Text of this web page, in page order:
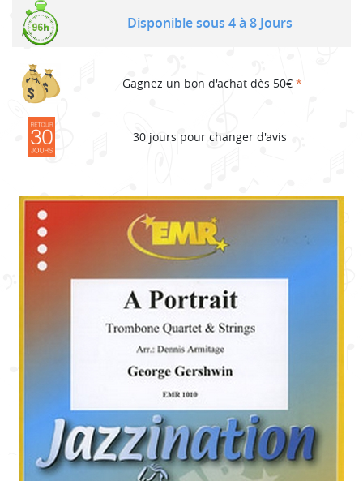
Disponible sous 4 à 8 Jours
Gagnez un bon d'achat dès 50€ *
30 jours pour changer d'avis